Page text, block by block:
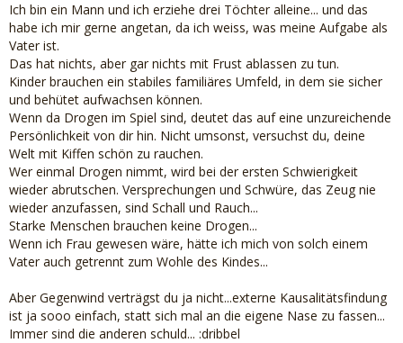
Ich bin ein Mann und ich erziehe drei Töchter alleine... und das
habe ich mir gerne angetan, da ich weiss, was meine Aufgabe als
Vater ist.
Das hat nichts, aber gar nichts mit Frust ablassen zu tun.
Kinder brauchen ein stabiles familiäres Umfeld, in dem sie sicher
und behütet aufwachsen können.
Wenn da Drogen im Spiel sind, deutet das auf eine unzureichende
Persönlichkeit von dir hin. Nicht umsonst, versuchst du, deine
Welt mit Kiffen schön zu rauchen.
Wer einmal Drogen nimmt, wird bei der ersten Schwierigkeit
wieder abrutschen. Versprechungen und Schwüre, das Zeug nie
wieder anzufassen, sind Schall und Rauch...
Starke Menschen brauchen keine Drogen...
Wenn ich Frau gewesen wäre, hätte ich mich von solch einem
Vater auch getrennt zum Wohle des Kindes...
Aber Gegenwind verträgst du ja nicht...externe Kausalitätsfindung
ist ja sooo einfach, statt sich mal an die eigene Nase zu fassen...
Immer sind die anderen schuld... :dribbel